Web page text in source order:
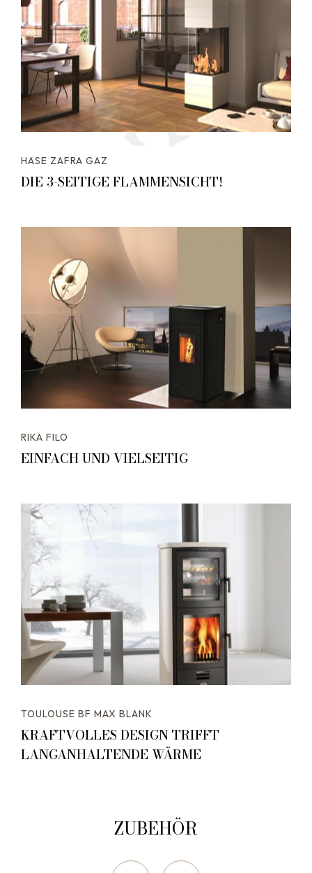
HASE ZAFRA GAZ
DIE 3-SEITIGE FLAMMENSICHT!
RIKA FILO
EINFACH UND VIELSEITIG
TOULOUSE BF MAX BLANK
KRAFTVOLLES DESIGN TRIFFT
LANGANHALTENDE WÄRME
ZUBEHÖR